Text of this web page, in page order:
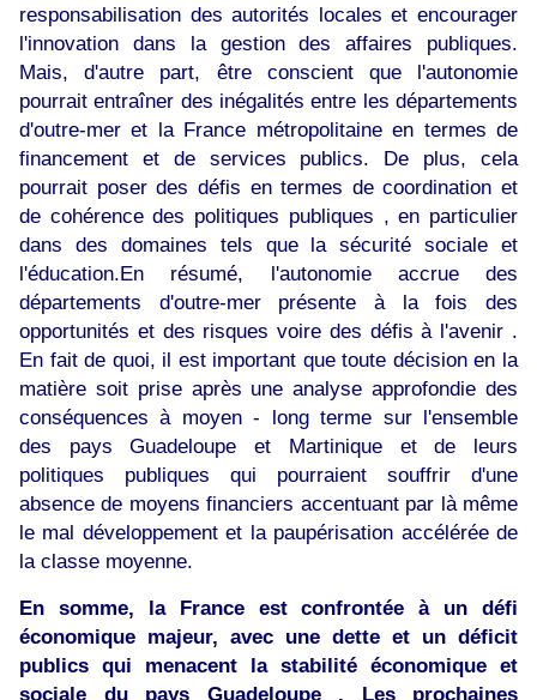
responsabilisation des autorités locales et encourager
l'innovation dans la gestion des affaires publiques.
Mais, d'autre part, être conscient que l'autonomie
pourrait entraîner des inégalités entre les départements
d'outre-mer et la France métropolitaine en termes de
financement et de services publics. De plus, cela
pourrait poser des défis en termes de coordination et
de cohérence des politiques publiques , en particulier
dans des domaines tels que la sécurité sociale et
l'éducation.En résumé, l'autonomie accrue des
départements d'outre-mer présente à la fois des
opportunités et des risques voire des défis à l'avenir .
En fait de quoi, il est important que toute décision en la
matière soit prise après une analyse approfondie des
conséquences à moyen - long terme sur l'ensemble
des pays Guadeloupe et Martinique et de leurs
politiques publiques qui pourraient souffrir d'une
absence de moyens financiers accentuant par là même
le mal développement et la paupérisation accélérée de
la classe moyenne.
En somme, la France est confrontée à un défi
économique majeur, avec une dette et un déficit
publics qui menacent la stabilité économique et
sociale du pays Guadeloupe . Les prochaines